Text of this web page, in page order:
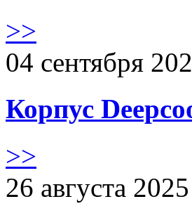
>>
04 сентября
Корпус
>>
26 августа